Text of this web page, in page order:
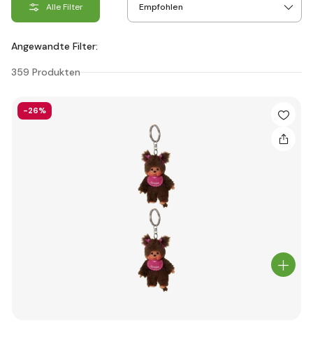
Alle Filter
Angewandte Filter:
359 Produkten
-26%